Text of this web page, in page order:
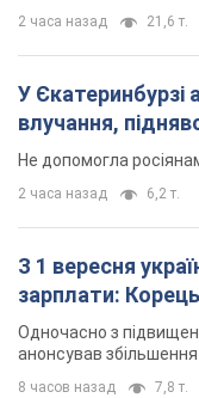
2 часа назад 21,6 т.
У
влучання,
Не допомогла
2 часа назад 6,2 т.
З 1 вересня
зарплати:
Одночасно з
анонсував
8 часов назад 7,8 т.